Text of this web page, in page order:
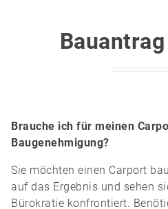
Brauche ich für meinen
Baugenehmigung?
Sie möchten einen Carport
auf das Ergebnis und sehen
Bürokratie konfrontiert.